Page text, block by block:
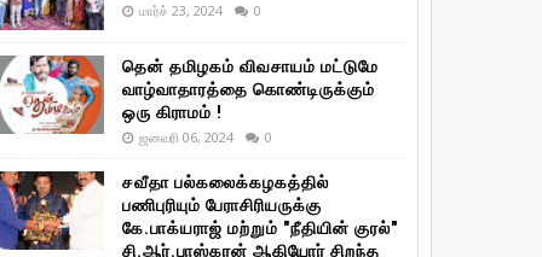
மார்ச் 23, 2024 0
தென் தமிழகம் விவசாயம் மட்டுமே
வாழ்வாதாரத்தை கொண்டிருக்கும்
ஒரு கிராமம் !
ஜனவரி 06, 2024 0
சவீதா பல்கலைக்கழகத்தில்
பணிபுரியும் பேராசிரியருக்கு
கே.பாக்யராஜ் மற்றும் "நீதியின் குரல்"
சி.ஆர்.பாஸ்கரன் ஆகியோர் சிறந்த